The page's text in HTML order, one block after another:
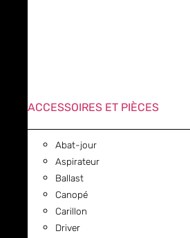
ACCESSOIRES ET PIÈCES
Abat-jour
Aspirateur
Ballast
Canopé
Carillon
Driver